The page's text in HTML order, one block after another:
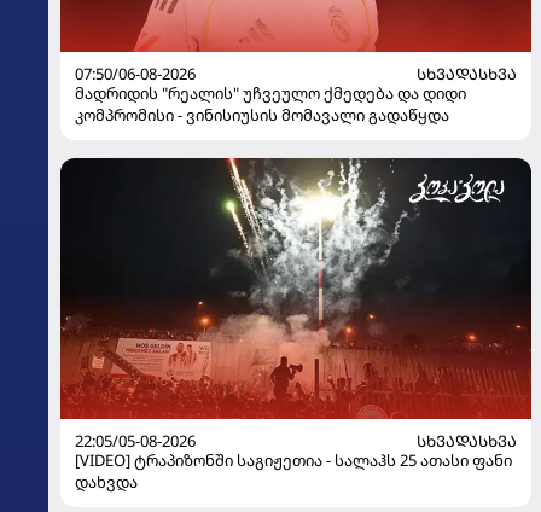
07:50/06-08-2026
ᲡᲮᲕᲐᲓᲐᲡᲮᲕᲐ
მადრიდის "რეალის" უჩვეულო ქმედება და დიდი
კომპრომისი - ვინისიუსის მომავალი გადაწყდა
22:05/05-08-2026
ᲡᲮᲕᲐᲓᲐᲡᲮᲕᲐ
[VIDEO] ტრაპიზონში საგიჟეთია - სალაჰს 25 ათასი ფანი
დახვდა